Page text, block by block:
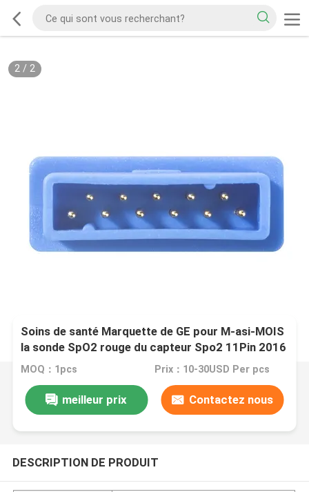
2/ 2
Soins de santé Marquette de GE pour M-asi-MOIS
la sonde SpO2 rouge du capteur Spo2 11Pin 2016
de la technologie 2027263-002 (LNC-10-GE)
MOQ：1pcs Prix：10-30USD Per pcs
meilleur prix Contactez nous
DESCRIPTION DE PRODUIT